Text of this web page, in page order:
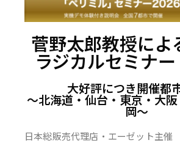
菅野太郎教授によ
ラジカルセミナ
大好評につき開催都
〜北海道・仙台・東京・大
岡〜
日本総販売代理店・エーゼット主催